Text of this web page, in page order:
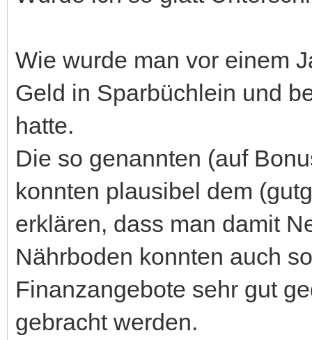
Wie wurde man vor einem
Geld in Sparbüchlein und
hatte.
Die so genannten (auf
konnten plausibel dem
erklären, dass man damit
Nährboden konnten auch
Finanzangebote sehr gut
gebracht werden.